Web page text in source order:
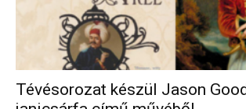
Tévésorozat készül Jason